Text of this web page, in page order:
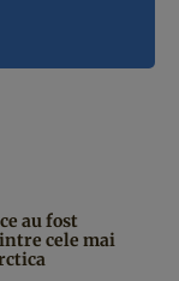
au fost
cele mai